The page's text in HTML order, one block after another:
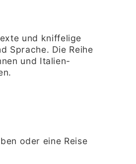
und kniffelige
Sprache. Die Reihe
und Italien-
.
oder eine Reise